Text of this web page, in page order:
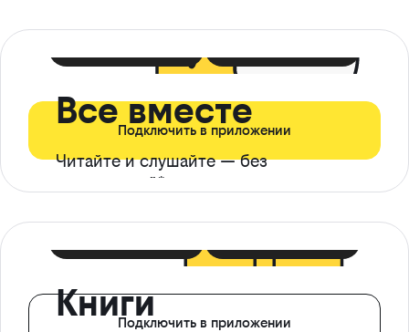
Все вместе
Читайте и слушайте — без
ограничений*
Подключить в приложении
КнигиПодключить в приложении